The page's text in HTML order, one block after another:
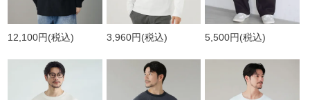
12,100円(税込) 3,960円(税込) 5,500円(税込)